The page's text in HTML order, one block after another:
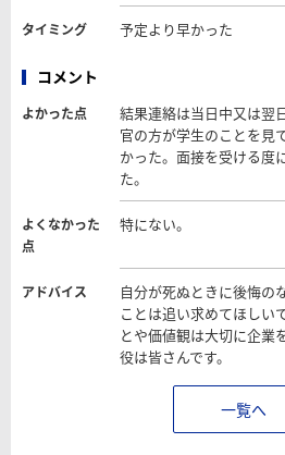
タイミング 予定より早かった
コメント
よかった点
結果連絡は当日中又は翌
官の方が学生のことを見
かった。面接を受ける度
た。
よくなかった
点
特にない。
アドバイス
自分が死ぬときに後悔の
ことは追い求めてほしい
とや価値観は大切に企業
役は皆さんです。
一覧へ